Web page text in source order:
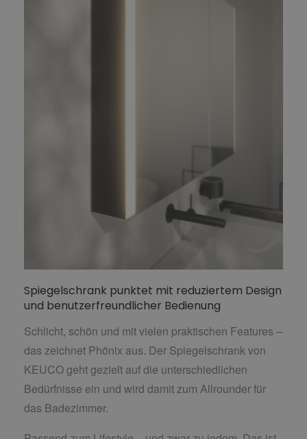
Spiegelschrank punktet mit reduziertem Design
und benutzerfreundlicher Bedienung
Schlicht, schön und mit vielen praktischen Features –
das zeichnet Phönix aus. Der Spiegelschrank von
KEUCO geht gezielt auf die unterschiedlichen
Bedürfnisse ein und wird damit zum Allrounder für
das Badezimmer.